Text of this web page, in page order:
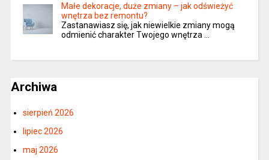
Małe dekoracje, duże zmiany – jak odświeżyć
wnętrza bez remontu?
Zastanawiasz się, jak niewielkie zmiany mogą
odmienić charakter Twojego wnętrza …
Archiwa
sierpień 2026
lipiec 2026
maj 2026